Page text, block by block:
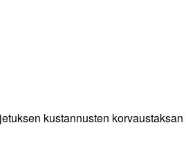
kustannusten